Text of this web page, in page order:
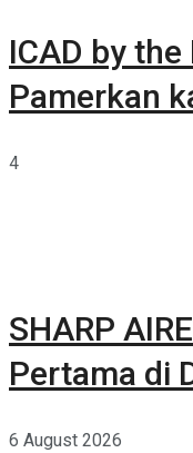
ICAD by
Pamerkan
4
SHARP
Pertama di
6 August 2026